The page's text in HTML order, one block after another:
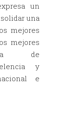
un
una
mejores
mejores
de
y
e